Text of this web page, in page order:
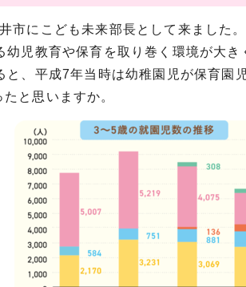
市にこども未来部長として来ました
児教育や保育を取り巻く環境が大き
、平成7年当時は幼稚園児が保育園
と思いますか。